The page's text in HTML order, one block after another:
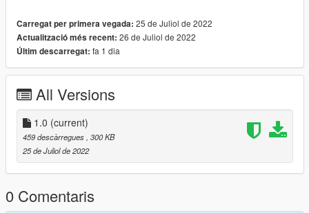
Carregat per primera vegada: 25 de Juliol de 2022
Actualització més recent: 26 de Juliol de 2022
Últim descarregat: fa 1 dia
All Versions
1.0 (current)
459 descàrregues , 300 KB
25 de Juliol de 2022
0 Comentaris